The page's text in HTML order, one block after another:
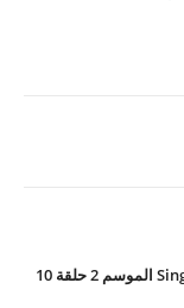
برنامج جحيم العزاب Single's inferno الموسم 2 حلقة 10